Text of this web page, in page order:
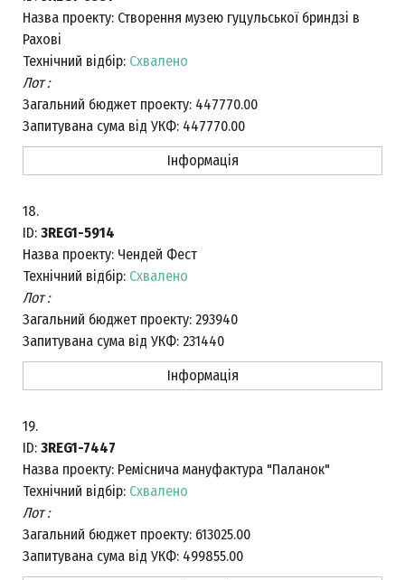
Назва проекту: Створення музею гуцульської бриндзі в
Рахові
Технічний відбір: Схвалено
Лот :
Загальний бюджет проекту: 447770.00
Запитувана сума від УКФ: 447770.00
Інформація
18.
ID: 3REG1-5914
Назва проекту: Чендей Фест
Технічний відбір: Схвалено
Лот :
Загальний бюджет проекту: 293940
Запитувана сума від УКФ: 231440
Інформація
19.
ID: 3REG1-7447
Назва проекту: Реміснича мануфактура "Паланок"
Технічний відбір: Схвалено
Лот :
Загальний бюджет проекту: 613025.00
Запитувана сума від УКФ: 499855.00